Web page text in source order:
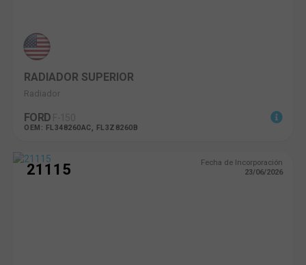
RADIADOR SUPERIOR
Radiador
FORD
OEM: FL348260AC, FL3Z8260B
21115
Fecha de Incorporación
23/06/2026